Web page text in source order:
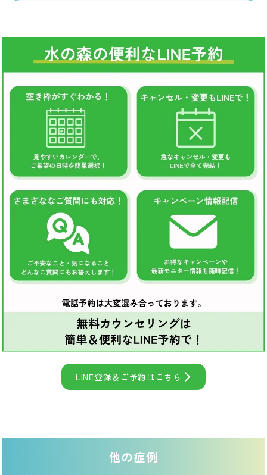
LINE登録＆ご予約はこちら
他の症例